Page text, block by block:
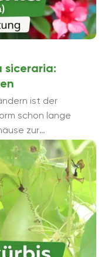
siceraria:
ist der
schon lange
zur
Auch in den ...